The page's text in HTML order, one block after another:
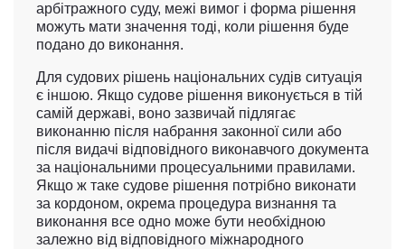
арбітражного суду, межі вимог і форма рішення
можуть мати значення тоді, коли рішення буде
подано до виконання.
Для судових рішень національних судів ситуація
є іншою. Якщо судове рішення виконується в тій
самій державі, воно зазвичай підлягає
виконанню після набрання законної сили або
після видачі відповідного виконавчого документа
за національними процесуальними правилами.
Якщо ж таке судове рішення потрібно виконати
за кордоном, окрема процедура визнання та
виконання все одно може бути необхідною
залежно від відповідного міжнародного